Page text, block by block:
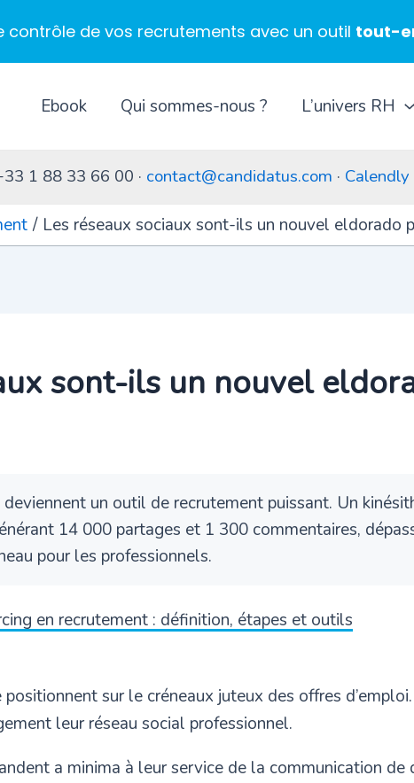
Ebook Qui sommes-nous ? L’univers RH
1 88 33 66 00 · contact@candidatus.com · Calendly
Les réseaux sociaux sont-ils un nouvel eldorado
sont-ils un nouvel
un outil de recrutement puissant. Un
14 000 partages et 1 300 commentaires,
pour les professionnels.
en recrutement : définition, étapes et outils
sur le créneaux juteux des offres
leur réseau social professionnel.
a minima à leur service de la communication de
contrôle de vos recrutements avec un outil tout-